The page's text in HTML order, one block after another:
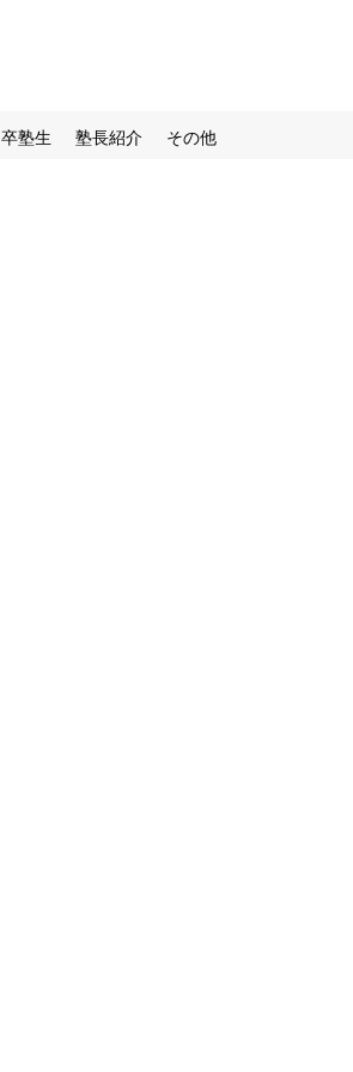
卒塾生 塾長紹介 その他